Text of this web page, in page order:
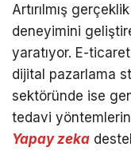
Artırılmış
deneyimini
yaratıyor. E-
dijital pazarlama
sektöründe ise
tedavi
Yapay zeka